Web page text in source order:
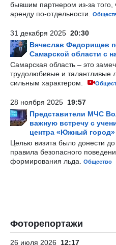
бывшим партнером из-за того,
аренду по-отдельности.
31 декабря 2025 20:30
Вячеслав Федорищев
Самарской области с
Самарская область – это
трудолюбивые и талантливые
сильным характером.
28 ноября 2025 19:57
Представители МЧС
важную встречу с
центра «Южный город»
Целью визита было донести
правила безопасного
формирования льда.
Общество
Фоторепортажи
26 июля 2026 12:17